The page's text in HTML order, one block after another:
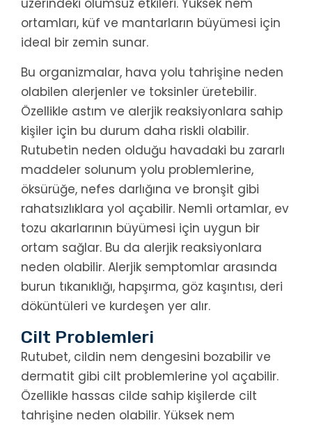
üzerindeki olumsuz etkileri. Yüksek nem
ortamları, küf ve mantarların büyümesi için
ideal bir zemin sunar.
Bu organizmalar, hava yolu tahrişine neden
olabilen alerjenler ve toksinler üretebilir.
Özellikle astım ve alerjik reaksiyonlara sahip
kişiler için bu durum daha riskli olabilir.
Rutubetin neden olduğu havadaki bu zararlı
maddeler solunum yolu problemlerine,
öksürüğe, nefes darlığına ve bronşit gibi
rahatsızlıklara yol açabilir. Nemli ortamlar, ev
tozu akarlarının büyümesi için uygun bir
ortam sağlar. Bu da alerjik reaksiyonlara
neden olabilir. Alerjik semptomlar arasında
burun tıkanıklığı, hapşırma, göz kaşıntısı, deri
döküntüleri ve kurdeşen yer alır.
Cilt Problemleri
Rutubet, cildin nem dengesini bozabilir ve
dermatit gibi cilt problemlerine yol açabilir.
Özellikle hassas cilde sahip kişilerde cilt
tahrişine neden olabilir. Yüksek nem